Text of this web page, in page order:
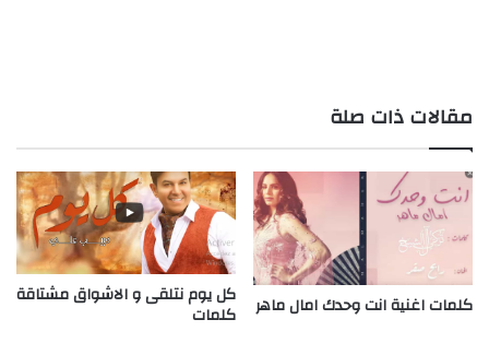
مقالات ذات صلة
كلمات اغنية انت وحدك امال ماهر كل يوم نتلقى و الاشواق مشتاقة
كلمات